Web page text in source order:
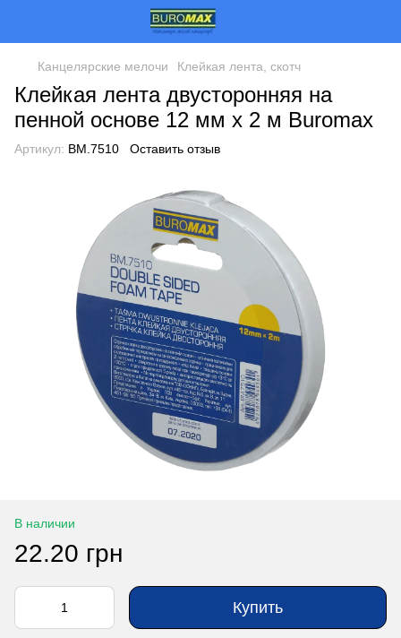
Канцелярские мелочи Клейкая лента, скотч
Клейкая лента двусторонняя на
пенной основе 12 мм х 2 м Buromax
Артикул: BM.7510 Оставить отзыв
В наличии
22.20 грн
Купить